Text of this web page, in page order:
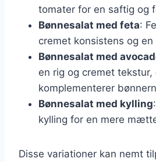
tomater for en saftig og
Bønnesalat med feta:
cremet konsistens og
Bønnesalat med
en rig og cremet tekstur,
komplementerer
Bønnesalat med kylling
kylling for en mere
Disse variationer kan nemt